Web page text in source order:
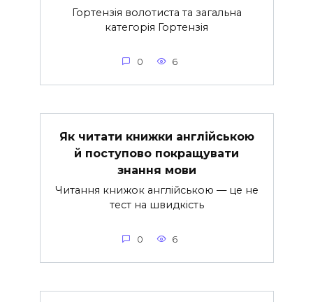
Гортензія волотиста та загальна
категорія Гортензія
0 6
Як читати книжки англійською
й поступово покращувати
знання мови
Читання книжок англійською — це не
тест на швидкість
0 6